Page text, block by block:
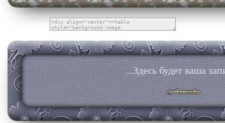
...Здесь будет ваша